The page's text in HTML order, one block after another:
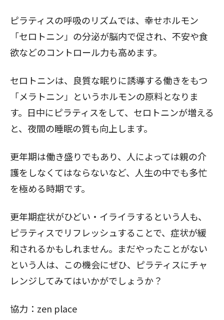
ピラティスの呼吸のリズムでは、幸せホルモン
「セロトニン」の分泌が脳内で促され、不安や食
欲などのコントロール力も高めます。
セロトニンは、良質な眠りに誘導する働きをもつ
「メラトニン」というホルモンの原料となりま
す。日中にピラティスをして、セロトニンが増える
と、夜間の睡眠の質も向上します。
更年期は働き盛りでもあり、人によっては親の介
護をしなくてはならないなど、人生の中でも多忙
を極める時期です。
更年期症状がひどい・イライラするという人も、
ピラティスでリフレッシュすることで、症状が緩
和されるかもしれません。まだやったことがない
という人は、この機会にぜひ、ピラティスにチャ
レンジしてみてはいかがでしょうか？
協力： zen place